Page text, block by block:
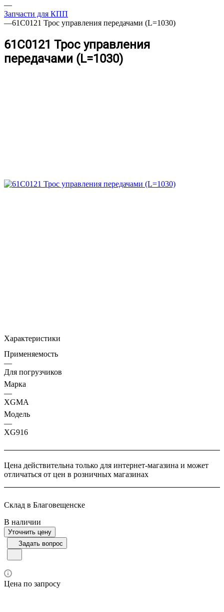
—
Запчасти для КПП
—61C0121 Трос управления передачами (L=1030)
61C0121 Трос управления
передачами (L=1030)
Характеристики
Применяемость
—
Для погрузчиков
Марка
—
XGMA
Модель
—
XG916
Цена действительна только для интернет-магазина и может
отличаться от цен в розничных магазинах
Склад в Благовещенске
В наличии
Уточнить цену
Задать вопрос
Цена по запросу